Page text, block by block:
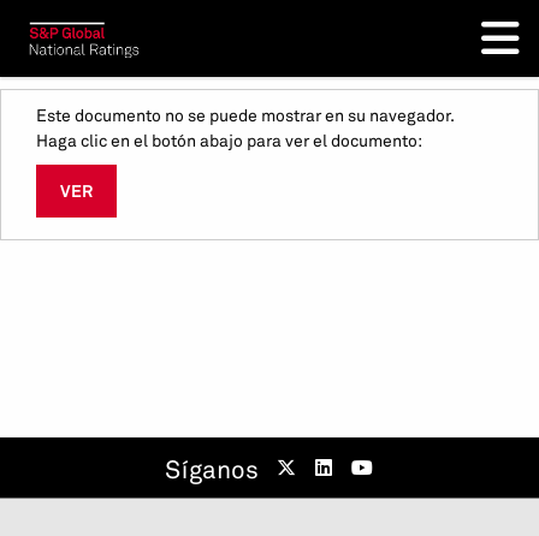
Este documento no se puede mostrar en su navegador.
Haga clic en el botón abajo para ver el documento:
VER
Síganos